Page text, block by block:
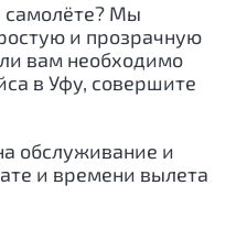
самолёте? Мы
и прозрачную
вам необходимо
в Уфу, совершите
обслуживание и
и времени вылета